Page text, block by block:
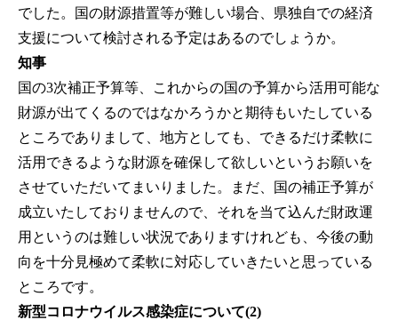
でした。国の財源措置等が難しい場合、県独自での経済
支援について検討される予定はあるのでしょうか。
知事
国の3次補正予算等、これからの国の予算から活用可能な
財源が出てくるのではなかろうかと期待もいたしている
ところでありまして、地方としても、できるだけ柔軟に
活用できるような財源を確保して欲しいというお願いを
させていただいてまいりました。まだ、国の補正予算が
成立いたしておりませんので、それを当て込んだ財政運
用というのは難しい状況でありますけれども、今後の動
向を十分見極めて柔軟に対応していきたいと思っている
ところです。
新型コロナウイルス感染症について(2)